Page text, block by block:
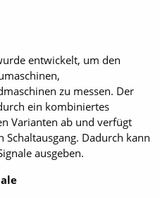
entwickelt, um den
zu messen. Der
ein kombiniertes
Varianten ab und verfügt
Dadurch kann
ausgeben.